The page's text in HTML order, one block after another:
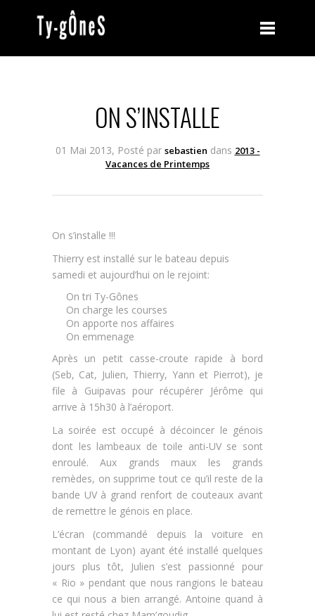
ON S’INSTALLE
01 Mai 2013, Posté par sebastien dans 2013 -
Vacances de Printemps
On s’installe !!!
Thierry est installé sur le bateau depuis
samedi et aujourd’hui on le rejoint:
On tri Ty-Gônes
On charge les courses
On apporte nos affaires
On emmenage
Après un petit casse-croute rapide à bord
(Seb, Cat, Julien, Thierry, Yann et Pierrot), je
file à Guipavas pour récupérer Jérôme qui
arrive à 15h30 à l’aéroport.
La soirée est occupé à décoincer le génois
dont les lambeaux de toile anti-UV se sont
enroulé. Aux grands maux les grands
remèdes, on supprime tout ce qu’il reste de la
bande UV à grand renfort de couteaux avant
de remettre le génois en place.
L’écran (commandé depuis la voiture en
montant de Lyon) ayant été installé quelques
jours plus tôt, Julien s’est passionné pour
« Rio » pendant que nous rangions le bateau
ce qui nous a bien arrangé. Antoine quand à